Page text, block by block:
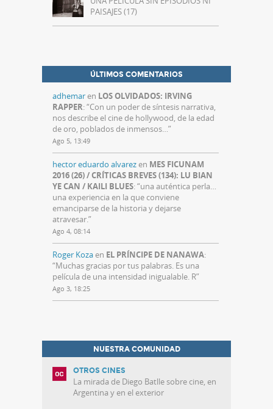
PAISAJES (17)
ÚLTIMOS COMENTARIOS
adhemaren LOS OLVIDADOS: IRVING
RAPPER: “Con un poder de síntesis narrativa,
nos describe el cine de hollywood, de la edad
de oro, poblados de inmensos…”
Ago 5, 13:49
hector eduardo alvarezen MES FICUNAM
2016 (26) / CRÍTICAS BREVES (134): LU BIAN
YE CAN / KAILI BLUES: “una auténtica perla…
una experiencia en la que conviene
emanciparse de la historia y dejarse
atravesar.”
Ago 4, 08:14
Roger Kozaen EL PRÍNCIPE DE NANAWA:
“Muchas gracias por tus palabras. Es una
película de una intensidad inigualable. R”
Ago 3, 18:25
NUESTRA COMUNIDAD
OTROS CINES
La mirada de Diego Batlle sobre cine, en
Argentina y en el exterior